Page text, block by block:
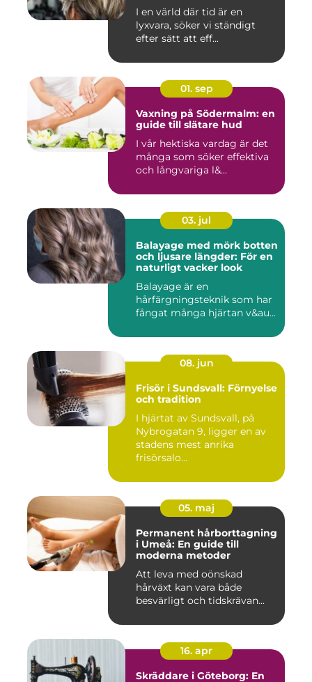
I en värld där tid är en
lyxvara, söker vi ständigt
efter sätt att eff...
01. sep
Vaxning på Södermalm: en
guide till slätare hud
I vår hektiska vardag är det
många som söker effektiva
och långvariga l&...
03. jul
Balayage med mörk botten
och ljusare längder: För en
naturligt vacker look
Balayage är en
hårfärgningsteknik som har
fångat många hjärtan v&au...
08. jun
Frisör i Sundsvall: Förnyelse
och tradition
I hjärtat av Sundsvall, på
Nybrogatan 9, ligger en av
stadens mest anrika
frisörsalo...
05. maj
Permanent hårborttagning
i Umeå: En guide till
moderna metoder
Att leva med oönskad
hårväxt kan vara både
besvärligt och tidskrävan...
16. apr
Skräddare i Göteborg: En